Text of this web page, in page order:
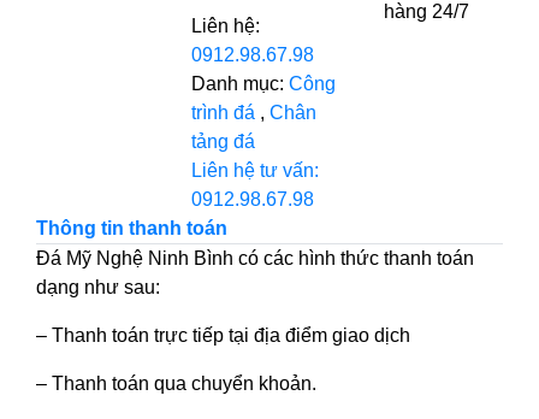
Liên hệ:
0912.98.67.98
Danh mục:Công
trình đá ,Chân
tảng đá
Liên hệ tư vấn:
0912.98.67.98
hàng 24/7
Thông tin thanh toán
Đá Mỹ Nghệ Ninh Bình có các hình thức thanh toán
dạng như sau:
– Thanh toán trực tiếp tại địa điểm giao dịch
– Thanh toán qua chuyển khoản.